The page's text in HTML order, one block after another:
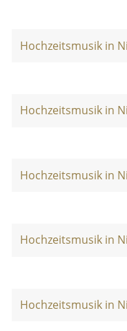
Hochzeitsmusik in
Hochzeitsmusik in
Hochzeitsmusik in
Hochzeitsmusik in
Hochzeitsmusik in